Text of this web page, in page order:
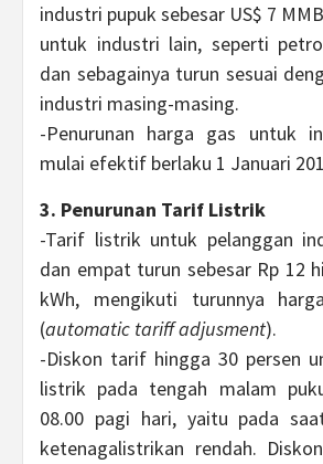
industri pupuk sebesar US$ 7
untuk industri lain, seperti
dan sebagainya turun sesuai
industri masing-masing.
-Penurunan harga gas untuk
mulai efektif berlaku 1 Januari
3. Penurunan Tarif Listrik
-Tarif listrik untuk pelanggan
dan empat turun sebesar Rp 12
kWh, mengikuti turunnya
(automatic tariff adjusment).
-Diskon tarif hingga 30 persen
listrik pada tengah malam
08.00 pagi hari, yaitu pada
ketenagalistrikan rendah.